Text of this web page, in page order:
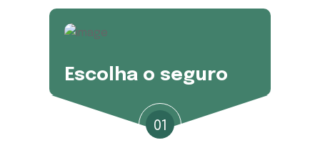
Escolha o seguro
01